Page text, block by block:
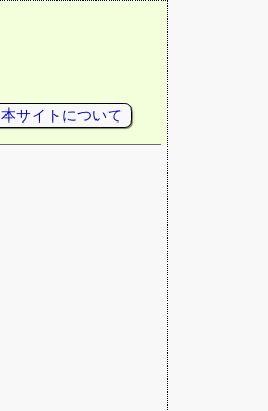
本サイトについて